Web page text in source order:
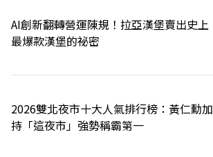
AI創新翻轉營運陳規！拉亞漢堡賣出史上
最爆款漢堡的祕密
2026雙北夜市十大人氣排行榜：黃仁勳加
持「這夜市」強勢稱霸第一